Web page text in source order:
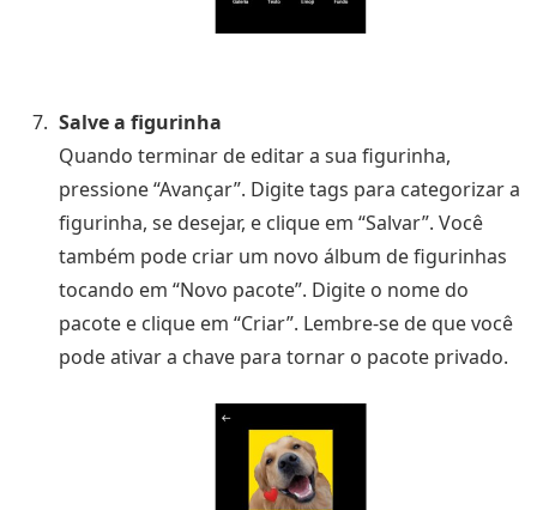
Salve a figurinha
Quando terminar de editar a sua figurinha,
pressione “Avançar”. Digite tags para categorizar a
figurinha, se desejar, e clique em “Salvar”. Você
também pode criar um novo álbum de figurinhas
tocando em “Novo pacote”. Digite o nome do
pacote e clique em “Criar”. Lembre-se de que você
pode ativar a chave para tornar o pacote privado.